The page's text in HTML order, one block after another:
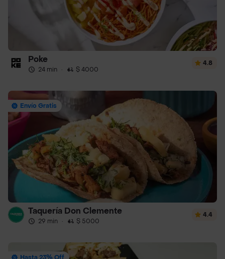
Poke
24 min · $ 4000
4.8
Envío Gratis
Taquería Don Clemente
29 min · $ 5000
4.4